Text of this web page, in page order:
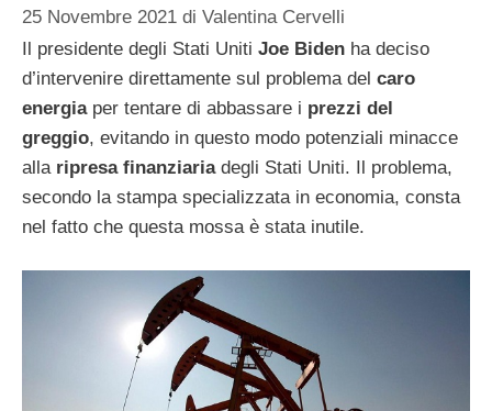
25 Novembre 2021 di Valentina Cervelli
Il presidente degli Stati Uniti Joe Biden ha deciso
d’intervenire direttamente sul problema del caro
energiaper tentare di abbassare i prezzi del
greggio, evitando in questo modo potenziali minacce
alla ripresa finanziariadegli Stati Uniti. Il problema,
secondo la stampa specializzata in economia, consta
nel fatto che questa mossa è stata inutile.